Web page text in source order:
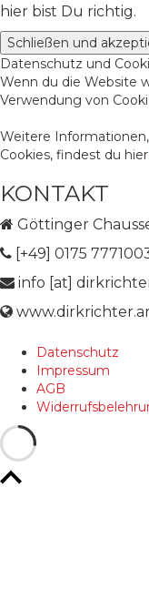
hier bist Du richtig.
Datenschutz und
Wenn du die Website
Verwendung von
Weitere
Cookies, findest du hier:
KONTAKT
Göttinger
[+49] 0175
info [at]
Datenschutz
Impressum
AGB